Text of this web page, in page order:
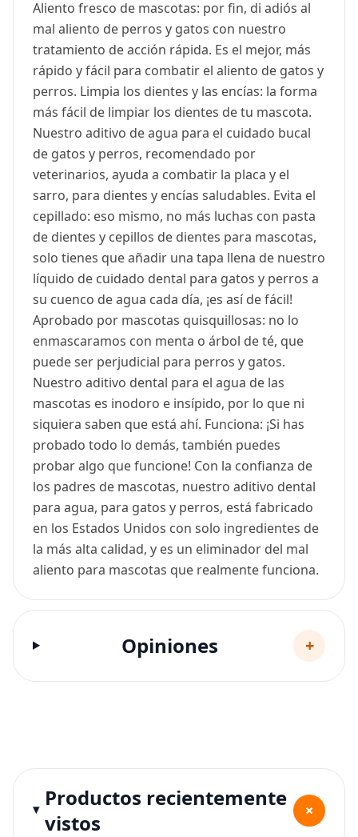
Aliento fresco de mascotas: por fin, di adiós al
mal aliento de perros y gatos con nuestro
tratamiento de acción rápida. Es el mejor, más
rápido y fácil para combatir el aliento de gatos y
perros. Limpia los dientes y las encías: la forma
más fácil de limpiar los dientes de tu mascota.
Nuestro aditivo de agua para el cuidado bucal
de gatos y perros, recomendado por
veterinarios, ayuda a combatir la placa y el
sarro, para dientes y encías saludables. Evita el
cepillado: eso mismo, no más luchas con pasta
de dientes y cepillos de dientes para mascotas,
solo tienes que añadir una tapa llena de nuestro
líquido de cuidado dental para gatos y perros a
su cuenco de agua cada día, ¡es así de fácil!
Aprobado por mascotas quisquillosas: no lo
enmascaramos con menta o árbol de té, que
puede ser perjudicial para perros y gatos.
Nuestro aditivo dental para el agua de las
mascotas es inodoro e insípido, por lo que ni
siquiera saben que está ahí. Funciona: ¡Si has
probado todo lo demás, también puedes
probar algo que funcione! Con la confianza de
los padres de mascotas, nuestro aditivo dental
para agua, para gatos y perros, está fabricado
en los Estados Unidos con solo ingredientes de
la más alta calidad, y es un eliminador del mal
aliento para mascotas que realmente funciona.
Opiniones +
Productos recientemente
vistos
+